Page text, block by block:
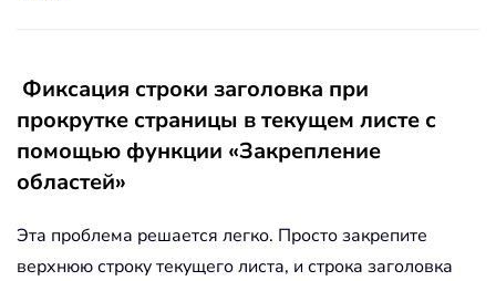
Фиксация строки заголовка при
прокрутке страницы в текущем листе с
помощью функции «Закрепление
областей»
Эта проблема решается легко. Просто закрепите
верхнюю строку текущего листа, и строка заголовка